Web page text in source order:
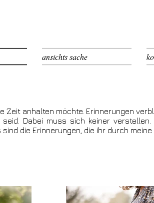
ansichts sache
von morgen.
anhalten möchte. Erinnerungen
Dabei muss sich keiner
die Erinnerungen, die ihr durch